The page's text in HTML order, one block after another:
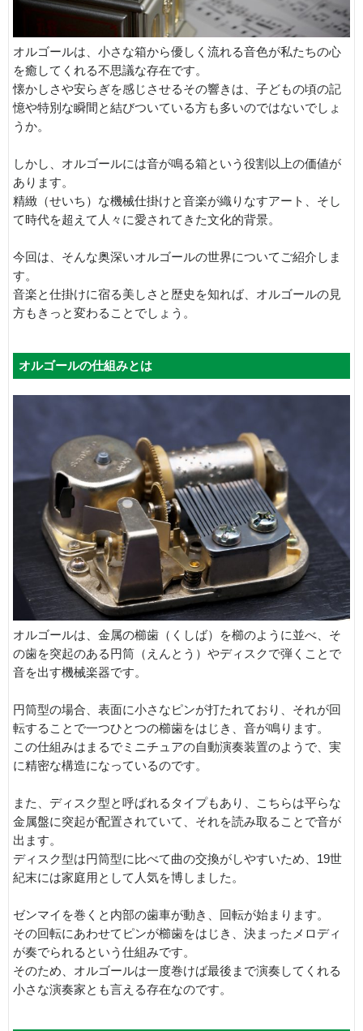
オルゴールは、小さな箱から優しく流れる音色が私たちの心
を癒してくれる不思議な存在です。
懐かしさや安らぎを感じさせるその響きは、子どもの頃の記
憶や特別な瞬間と結びついている方も多いのではないでしょ
うか。
しかし、オルゴールには音が鳴る箱という役割以上の価値が
あります。
精緻（せいち）な機械仕掛けと音楽が織りなすアート、そし
て時代を超えて人々に愛されてきた文化的背景。
今回は、そんな奥深いオルゴールの世界についてご紹介しま
す。
音楽と仕掛けに宿る美しさと歴史を知れば、オルゴールの見
方もきっと変わることでしょう。
オルゴールの仕組みとは
オルゴールは、金属の櫛歯（くしば）を櫛のように並べ、そ
の歯を突起のある円筒（えんとう）やディスクで弾くことで
音を出す機械楽器です。
円筒型の場合、表面に小さなピンが打たれており、それが回
転することで一つひとつの櫛歯をはじき、音が鳴ります。
この仕組みはまるでミニチュアの自動演奏装置のようで、実
に精密な構造になっているのです。
また、ディスク型と呼ばれるタイプもあり、こちらは平らな
金属盤に突起が配置されていて、それを読み取ることで音が
出ます。
ディスク型は円筒型に比べて曲の交換がしやすいため、19世
紀末には家庭用として人気を博しました。
ゼンマイを巻くと内部の歯車が動き、回転が始まります。
その回転にあわせてピンが櫛歯をはじき、決まったメロディ
が奏でられるという仕組みです。
そのため、オルゴールは一度巻けば最後まで演奏してくれる
小さな演奏家とも言える存在なのです。